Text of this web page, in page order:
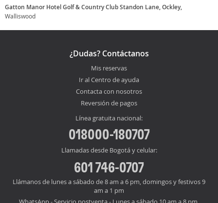
Gatton Manor Hotel Golf & Country Club Standon Lane, Ockley,
Walliswood
¿Dudas? Contáctanos
Mis reservas
Ir al Centro de ayuda
Contacta con nosotros
Reversión de pagos
Línea gratuita nacional:
018000-180707
Llamadas desde Bogotá y celular:
601 746-0707
Llámanos de lunes a sábado de 8 am a 6 pm, domingos y festivos 9
am a 1 pm